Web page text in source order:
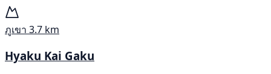
ภูเขา 3.7 km
Hyaku Kai Gaku